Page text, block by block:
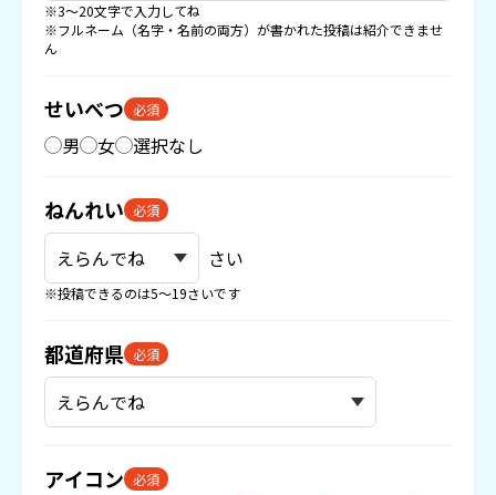
※3〜20文字で入力してね
※フルネーム（名字・名前の両方）が書かれた投稿は紹介できませ
ん
せいべつ 必須
男 女 選択なし
ねんれい 必須
さい
※投稿できるのは5〜19さいです
都道府県 必須
アイコン 必須